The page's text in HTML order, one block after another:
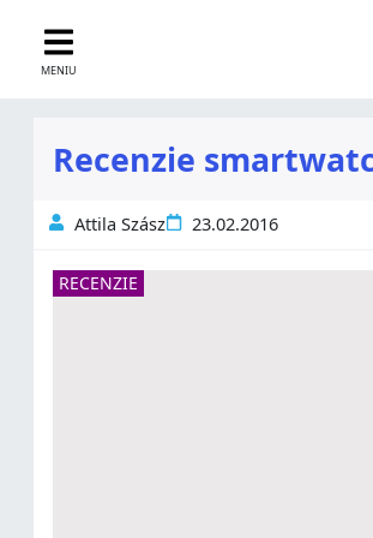
MENIU
Recenzie
Attila Szász 23.02.2016
RECENZIE